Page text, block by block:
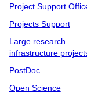
Project Support
Projects Support
Large research
infrastructure
PostDoc
Open Science